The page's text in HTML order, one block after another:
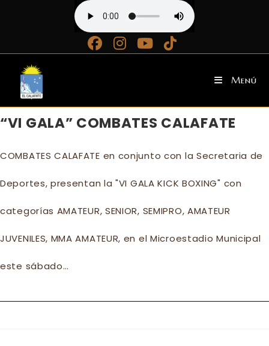
contenido
Menú
“VI GALA” COMBATES CALAFATE
COMBATES CALAFATE en conjunto con la Secretaria de
Deportes, presentan la "VI GALA KICK BOXING" con
categorías AMATEUR, SENIOR, SEMIPRO, AMATEUR
JUVENILES, MMA AMATEUR, en el Microestadio Municipal
este sábado…